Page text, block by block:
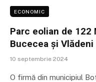
ECONOMIC
Parc eolian de 122
Bucecea și Vlădeni
10 septembrie 2024
O firmă din municipiul